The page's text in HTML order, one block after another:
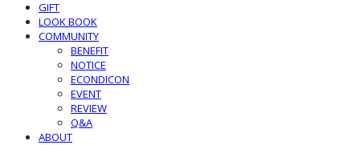
GIFT
LOOK BOOK
COMMUNITY
BENEFIT
NOTICE
ECONDICON
EVENT
REVIEW
Q&A
ABOUT